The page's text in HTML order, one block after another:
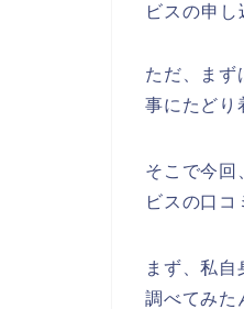
ビスの申
ただ、まず
事にたどり
そこで今回
ビスの口コ
まず、私
調べてみた